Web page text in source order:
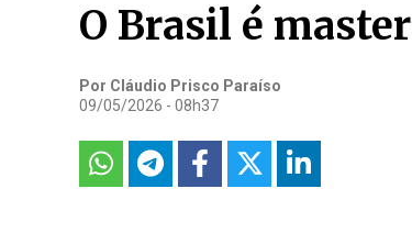
O Brasil é master
Por Cláudio Prisco Paraíso
09/05/2026 - 08h37